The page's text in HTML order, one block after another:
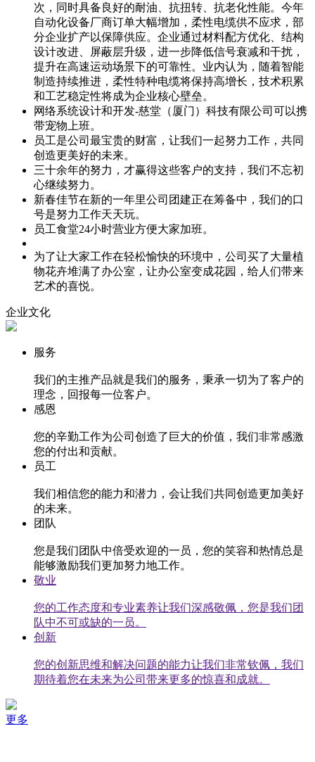
次，同时具备良好的耐油、抗扭转、抗老化性能。今年
自动化设备厂商订单大幅增加，柔性电缆供不应求，部
分企业扩产以保障供应。企业通过材料配方优化、结构
设计改进、屏蔽层升级，进一步降低信号衰减和干扰，
提升在高速运动场景下的可靠性。业内认为，随着智能
制造持续推进，柔性特种电缆将保持高增长，技术积累
和工艺稳定性将成为企业核心壁垒。
网络系统设计和开发-慈堂（厦门）科技有限公司可以携
带宠物上班。
员工是公司最宝贵的财富，让我们一起努力工作，共同
创造更美好的未来。
三十余年的努力，才赢得这些客户的支持，我们不忘初
心继续努力。
新春佳节在新的一年里公司团建正在筹备中，我们的口
号是努力工作天天玩。
员工食堂24小时营业方便大家加班。
为了让大家工作在轻松愉快的环境中，公司买了大量植
物花卉堆满了办公室，让办公室变成花园，给人们带来
艺术的喜悦。
企业文化
服务
我们的主推产品就是我们的服务，秉承一切为了客户的
理念，回报每一位客户。
感恩
您的辛勤工作为公司创造了巨大的价值，我们非常感激
您的付出和贡献。
员工
我们相信您的能力和潜力，会让我们共同创造更加美好
的未来。
团队
您是我们团队中倍受欢迎的一员，您的笑容和热情总是
能够激励我们更加努力地工作。
敬业
您的工作态度和专业素养让我们深感敬佩，您是我们团
队中不可或缺的一员。
创新
您的创新思维和解决问题的能力让我们非常钦佩，我们
期待着您在未来为公司带来更多的惊喜和成就。
更多